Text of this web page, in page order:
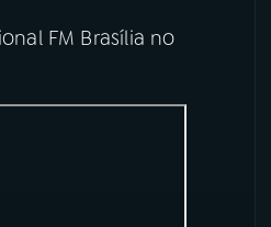
FM Brasília no